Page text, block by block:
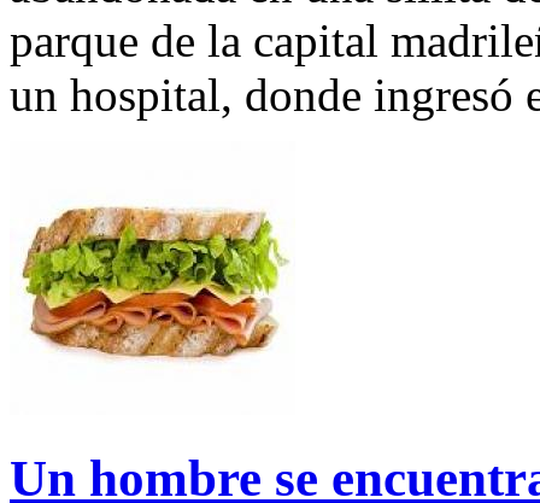
parque de la capital
un hospital, donde ingresó
Un hombre se